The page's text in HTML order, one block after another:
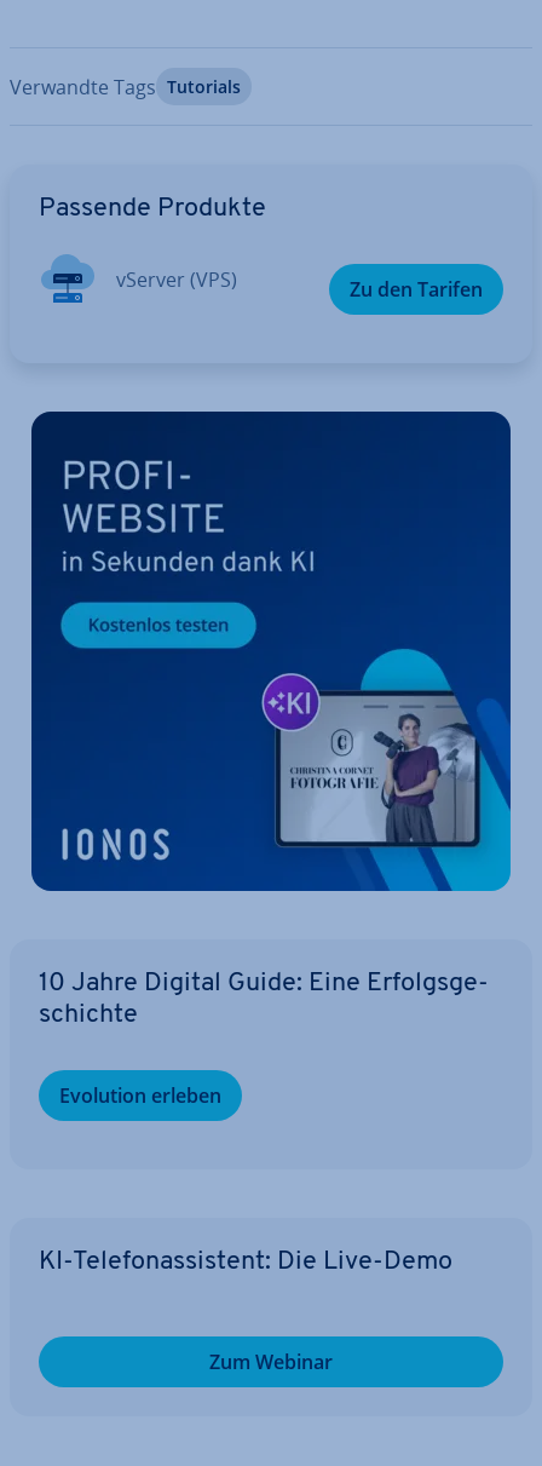
Verwandte Tags Tutorials
Passende Produkte
vServer (VPS) Zu den Tarifen
10 Jahre Digital Guide: Eine Er­folgs­ge­
schich­te
Evolution erleben
KI-Te­le­fon­as­sis­tent: Die Live-Demo
Zum Webinar